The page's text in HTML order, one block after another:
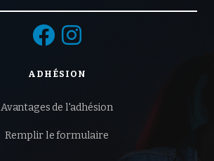
 
ADHÉSION
Avantages de l'adhésion
Remplir le formulaire